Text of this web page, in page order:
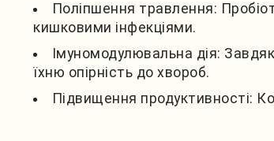
Поліпшення травлення:
кишковими інфекціями.
Імуномодулювальна дія:
їхню опірність до хвороб.
Підвищення продуктивності: